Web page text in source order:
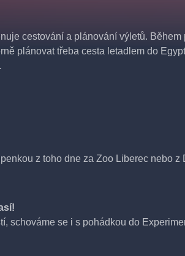
cestování a plánování výletů.
plánovat třeba cesta letadlem do
z toho dne za Zoo Liberec nebo z
schováme se i s pohádkou do